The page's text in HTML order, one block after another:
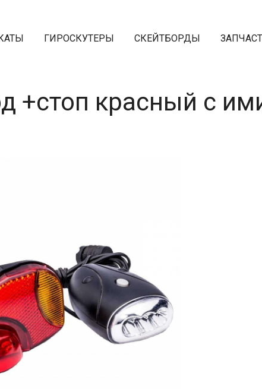
ГИРОСКУТЕРЫ СКЕЙТБОРДЫ
+стоп красный c